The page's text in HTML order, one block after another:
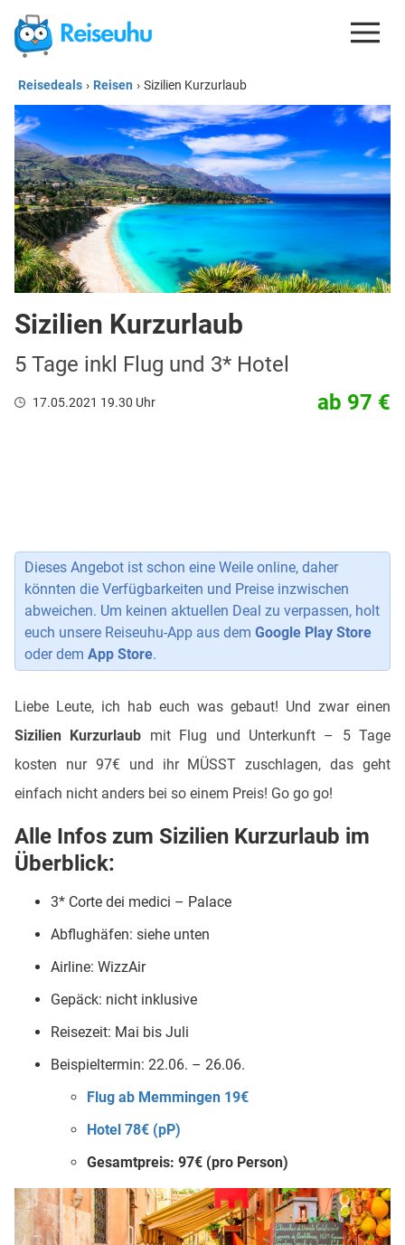
REISEDEALS
GUTSCHEINE
KREDITKARTEN
ESIM
REISEBLOG
Reisedeals › Reisen › Sizilien Kurzurlaub
Sizilien Kurzurlaub
5 Tage inkl Flug und 3* Hotel
17.05.2021 19.30 Uhr ab 97 €
Dieses Angebot ist schon eine Weile online, daher
könnten die Verfügbarkeiten und Preise inzwischen
abweichen. Um keinen aktuellen Deal zu verpassen, holt
euch unsere Reiseuhu-App aus dem Google Play Store
oder dem App Store.
Liebe Leute, ich hab euch was gebaut! Und zwar einen
Sizilien Kurzurlaub mit Flug und Unterkunft – 5 Tage
kosten nur 97€ und ihr MÜSST zuschlagen, das geht
einfach nicht anders bei so einem Preis! Go go go!
Alle Infos zum Sizilien Kurzurlaub im
Überblick:
3* Corte dei medici – Palace
Abflughäfen: siehe unten
Airline: WizzAir
Gepäck: nicht inklusive
Reisezeit: Mai bis Juli
Beispieltermin: 22.06. – 26.06.
Flug ab Memmingen 19€
Hotel 78€ (pP)
Gesamtpreis: 97€ (pro Person)